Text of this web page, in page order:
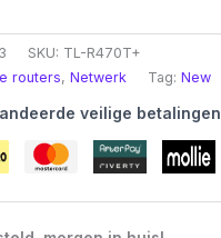
SKU: TL-R470T+
routers, Netwerk Tag: New
veilige betalingen